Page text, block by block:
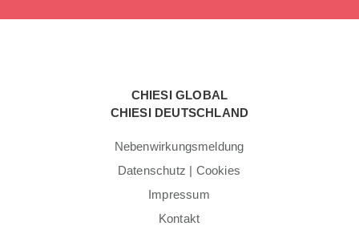
CHIESI GLOBAL
CHIESI DEUTSCHLAND
Nebenwirkungsmeldung
Datenschutz | Cookies
Impressum
Kontakt